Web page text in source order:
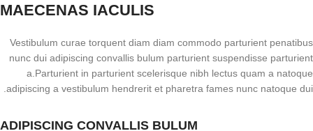
MAECENAS IACULIS
Vestibulum curae torquent diam diam commodo parturient penatibus
nunc dui adipiscing convallis bulum parturient suspendisse parturient
a.Parturient in parturient scelerisque nibh lectus quam a natoque
adipiscing a vestibulum hendrerit et pharetra fames nunc natoque dui.
ADIPISCING CONVALLIS BULUM